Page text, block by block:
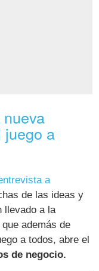
juego a
a
de las ideas y
llevado a la
que además de
a todos, abre el
de negocio.